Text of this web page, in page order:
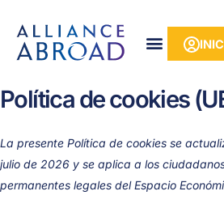
contenido
Política de cookies
La presente Política de cookies se
julio de 2026 y se aplica a los
permanentes legales del Espacio